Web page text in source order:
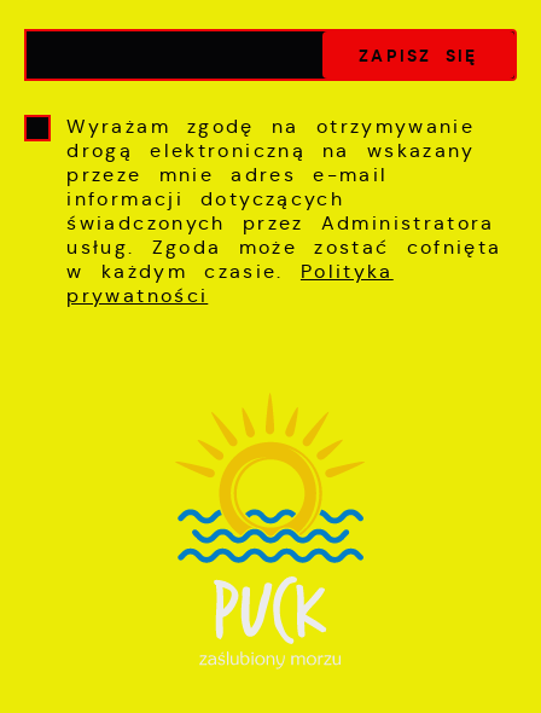
Wyrażam zgodę na otrzymywanie
drogą elektroniczną na wskazany
przeze mnie adres e-mail
informacji dotyczących
świadczonych przez Administratora
usług. Zgoda może zostać cofnięta
w każdym czasie. Polityka
prywatności